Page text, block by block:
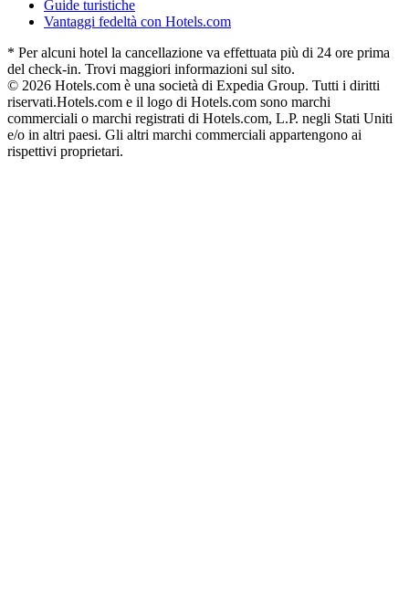
Guide turistiche
Vantaggi fedeltà con Hotels.com
* Per alcuni hotel la cancellazione va effettuata più di 24 ore prima
del check-in. Trovi maggiori informazioni sul sito.
© 2026 Hotels.com è una società di Expedia Group. Tutti i diritti
riservati.Hotels.com e il logo di Hotels.com sono marchi
commerciali o marchi registrati di Hotels.com, L.P. negli Stati Uniti
e/o in altri paesi. Gli altri marchi commerciali appartengono ai
rispettivi proprietari.